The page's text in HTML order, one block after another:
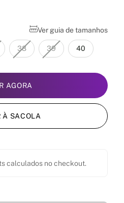
Ver guia de tamanhos
38 39 40
AGORA
À SACOLA
calculados no checkout.